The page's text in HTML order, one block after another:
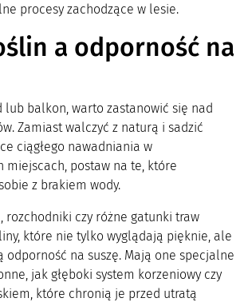
procesy zachodzące w lesie.
a odporność na
lub balkon, warto zastanowić się nad
Zamiast walczyć z naturą i sadzić
ciągłego nawadniania w
miejscach, postaw na te, które
z brakiem wody.
rozchodniki czy różne gatunki traw
które nie tylko wyglądają pięknie, ale
odporność na suszę. Mają one specjalne
jak głęboki system korzeniowy czy
które chronią je przed utratą